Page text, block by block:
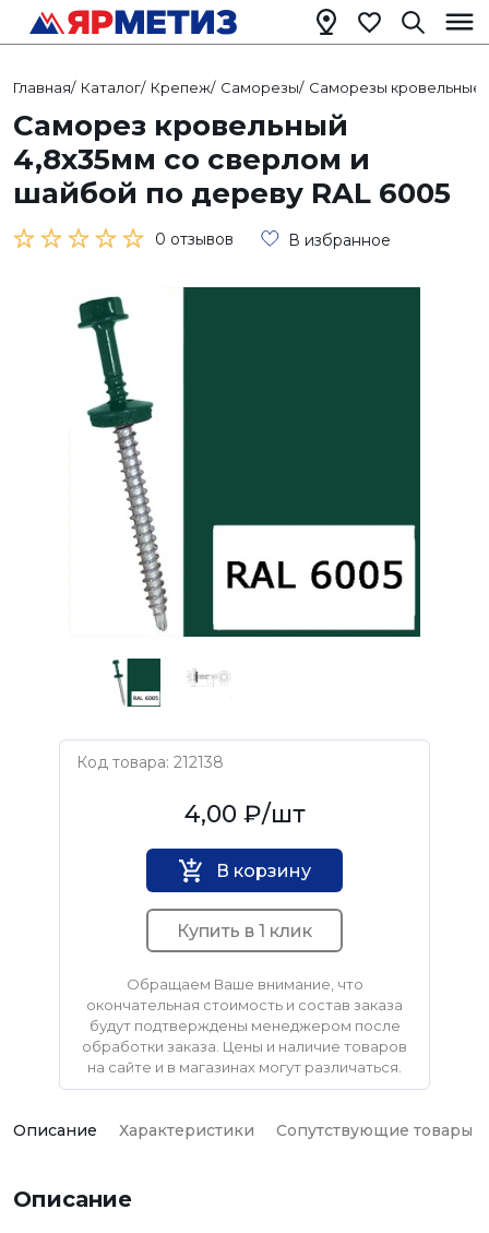
Главная/ Каталог/ Крепеж/ Саморезы/ Саморезы кровельные
Саморез кровельный
4,8х35мм со сверлом и
шайбой по дереву RAL 6005
0 отзывов В избранное
Код товара: 212138
4,00 ₽/шт
В корзину
Купить в 1 клик
Обращаем Ваше внимание, что
окончательная стоимость и состав заказа
будут подтверждены менеджером после
обработки заказа. Цены и наличие товаров
на сайте и в магазинах могут различаться.
Описание Характеристики Сопутствующие товары
Описание